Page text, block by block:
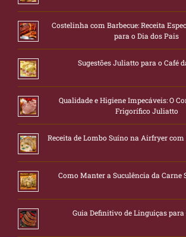
Costelinha com Barbecue: Receita
para o Dia dos Pais
Sugestões Juliatto para o Café
Qualidade e Higiene Impecáveis: O
Frigorífico Juliatto
Receita de Lombo Suíno na Airfryer
Como Manter a Suculência da Carne
Guia Definitivo de Linguiças para